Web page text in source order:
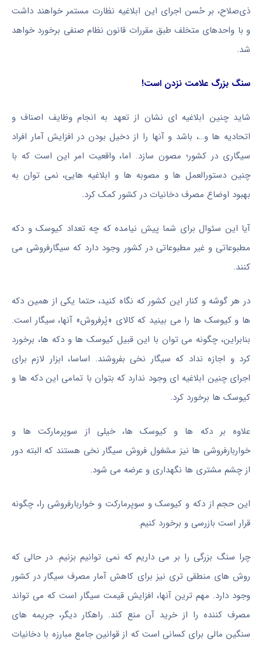
ذی‌صلاح، بر حُسن اجرای این ابلاغیه نظارت مستمر خواهند داشت
و با واحدهای متخلف طبق مقررات قانون نظام صنفی برخورد خواهد
شد.
سنگ بزرگ علامت نزدن است!
شاید چنین ابلاغیه ای نشان از تعهد به انجام وظایف اصناف و
اتحادیه ها و…، باشد و آنها را از دخیل بودن در افزایش آمار افراد
سیگاری در کشور؛ مصون سازد. اما، واقعیت امر این است که با
چنین دستورالعمل ها و مصوبه ها و ابلاغیه هایی، نمی توان به
بهبود اوضاع مصرف دخانیات در کشور کمک کرد.
آیا این سئوال برای شما پیش نیامده که چه تعداد کیوسک و دکه
مطبوعاتی و غیر مطبوعاتی در کشور وجود دارد که سیگارفروشی می
کنند.
در هر گوشه و کنار این کشور که نگاه کنید، حتما یکی از همین دکه
ها و کیوسک ها را می بینید که کالای «پُرفروش» آنها، سیگار است.
بنابراین، چگونه می توان با این قبیل کیوسک ها و دکه ها، برخورد
کرد و اجازه نداد که سیگار نخی بفروشند. اساسا، ابزار لازم برای
اجرای چنین ابلاغیه ای وجود ندارد که بتوان با تمامی این دکه ها و
کیوسک ها برخورد کرد.
علاوه بر دکه ها و کیوسک ها، خیلی از سوپرمارکت ها و
خواربارفروشی ها نیز مشغول فروش سیگار نخی هستند که البته دور
از چشم مشتری ها نگهداری و عرضه می شود.
این حجم از دکه و کیوسک و سوپرمارکت و خواربارفروشی را، چگونه
قرار است بازرسی و برخورد کنیم.
چرا سنگ بزرگی را بر می داریم که نمی توانیم بزنیم. در حالی که
روش های منطقی تری نیز برای کاهش آمار مصرف سیگار در کشور
وجود دارد. مهم ترین آنها، افزایش قیمت سیگار است که می تواند
مصرف کننده را از خرید آن منع کند. راهکار دیگر، جریمه های
سنگین مالی برای کسانی است که از قوانین جامع مبارزه با دخانیات